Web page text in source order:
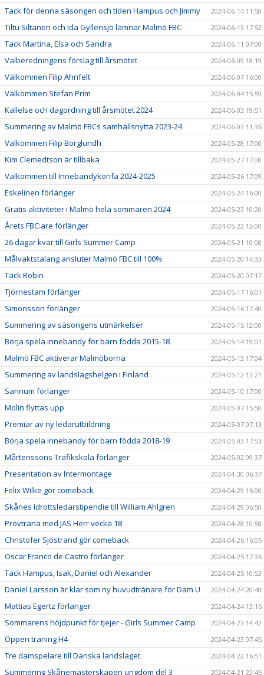
Tack för denna säsongen och tiden Hampus och Jimmy 2024-06-14 11:50
Tiltu Siltanen och Ida Gyllensjö lämnar Malmö FBC 2024-06-13 17:52
Tack Martina, Elsa och Sandra 2024-06-11 07:00
Valberedningens förslag till årsmötet 2024-06-09 18:19
Välkommen Filip Ahnfelt 2024-06-07 16:00
Välkommen Stefan Prim 2024-06-04 15:59
Kallelse och dagordning till årsmötet 2024 2024-06-03 19:51
Summering av Malmö FBCs samhällsnytta 2023-24 2024-06-03 11:36
Välkommen Filip Borglundh 2024-05-28 17:00
Kim Clemedtson är tillbaka 2024-05-27 17:00
Välkommen till Innebandykonfa 2024-2025 2024-05-26 17:09
Eskelinen förlänger 2024-05-24 16:00
Gratis aktiviteter i Malmö hela sommaren 2024 2024-05-23 10:20
Årets FBC:are förlänger 2024-05-22 12:00
26 dagar kvar till Girls Summer Camp 2024-05-21 10:08
Målvaktstalang ansluter Malmö FBC till 100% 2024-05-20 14:33
Tack Robin 2024-05-20 07:17
Tjörnestam förlänger 2024-05-17 16:01
Simonsson förlänger 2024-05-16 17:40
Summering av säsongens utmärkelser 2024-05-15 12:00
Börja spela innebandy för barn födda 2015-18 2024-05-14 19:01
Malmö FBC aktiverar Malmöborna 2024-05-13 17:04
Summering av landslagshelgen i Finland 2024-05-12 13:21
Sannum förlänger 2024-05-10 17:00
Molin flyttas upp 2024-05-07 15:50
Premiär av ny ledarutbildning 2024-05-07 07:13
Börja spela innebandy för barn födda 2018-19 2024-05-03 17:53
Mårtenssons Trafikskola förlänger 2024-05-02 09:37
Presentation av Intermontage 2024-04-30 06:37
Felix Wilke gör comeback 2024-04-29 15:00
Skånes Idrottsledarstipendie till William Ahlgren 2024-04-29 06:50
Provträna med JAS Herr vecka 18 2024-04-28 10:58
Christofer Sjöstrand gör comeback 2024-04-26 16:05
Oscar Franco de Castro förlänger 2024-04-25 17:36
Tack Hampus, Isak, Daniel och Alexander 2024-04-25 10:53
Daniel Larsson är klar som ny huvudtränare för Dam U 2024-04-24 20:48
Mattias Egertz förlänger 2024-04-24 13:16
Sommarens höjdpunkt för tjejer - Girls Summer Camp 2024-04-23 14:42
Öppen träning H4 2024-04-23 07:45
Tre damspelare till Danska landslaget 2024-04-22 16:51
Summering Skånemästerskapen ungdom del 3 2024-04-21 22:46